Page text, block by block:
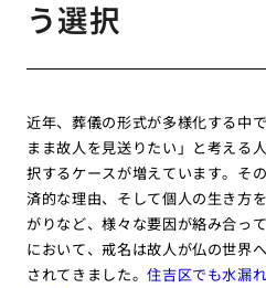
う選択
近年、葬儀の形式が多様化する中
まま故人を見送りたい」と考える
択するケースが増えています。そ
済的な理由、そして個人の生き方
がりなど、様々な要因が絡み合っ
において、戒名は故人が仏の世界
されてきました。住吉区でも水漏